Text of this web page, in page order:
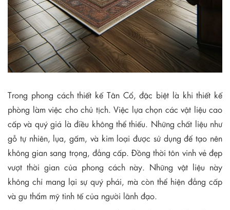
Trong phong cách thiết kế Tân Cổ, đặc biệt là khi thiết kế
phòng làm việc cho chủ tịch. Việc lựa chọn các vật liệu cao
cấp và quý giá là điều không thể thiếu. Những chất liệu như
gỗ tự nhiên, lụa, gấm, và kim loại được sử dụng để tạo nên
không gian sang trọng, đẳng cấp. Đồng thời tôn vinh vẻ đẹp
vượt thời gian của phong cách này. Những vật liệu này
không chỉ mang lại sự quý phái, mà còn thể hiện đẳng cấp
và gu thẩm mỹ tinh tế của người lãnh đạo.